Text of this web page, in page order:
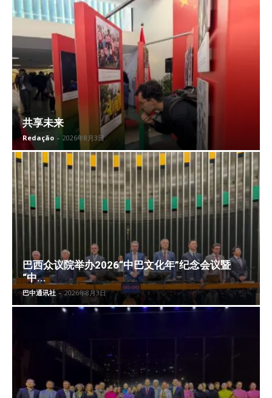
共享未来
Redação - 2026年8月3日
巴西众议院举办2026“中巴文化年”纪念会议暨
“中...
巴中通讯社 - 2026年8月3日